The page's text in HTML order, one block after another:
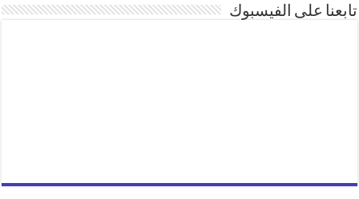
تابعنا على الفيسبوك